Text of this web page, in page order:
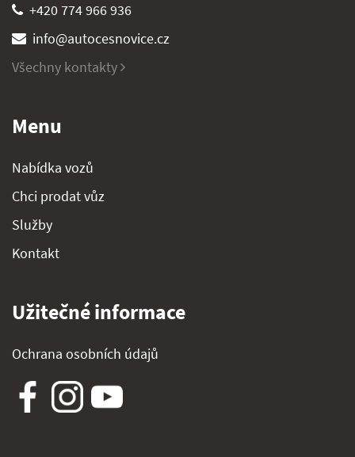
+420 774 966 936
info@autocesnovice.cz
Všechny kontakty
Menu
Nabídka vozů
Chci prodat vůz
Služby
Kontakt
Užitečné informace
Ochrana osobních údajů